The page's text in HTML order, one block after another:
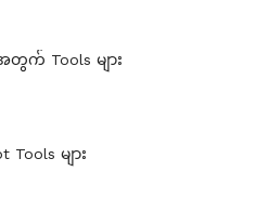
က် Tools များ
များ